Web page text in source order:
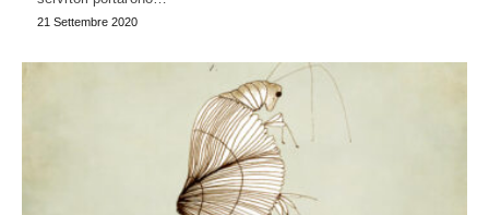
21 Settembre 2020